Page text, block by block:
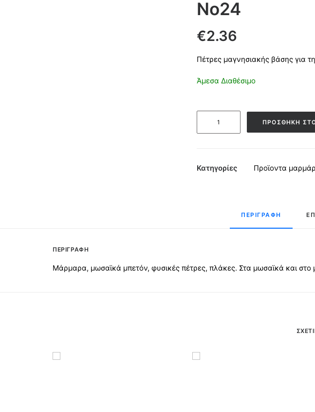
Νο24
€2.36
Πέτρες μαγνησιακής βάσης για
Άμεσα Διαθέσιμο
Ενισχυμένα
ΠΡΟΣΘΉΚΗ
Κατηγορίες Προϊοντα
ΠΕΡΙΓΡΑΦΉ
ΠΕΡΙΓΡΑΦΉ
Μάρμαρα, μωσαϊκά μπετόν, φυσικές πέτρες, πλάκες. Στα μωσαϊκά και